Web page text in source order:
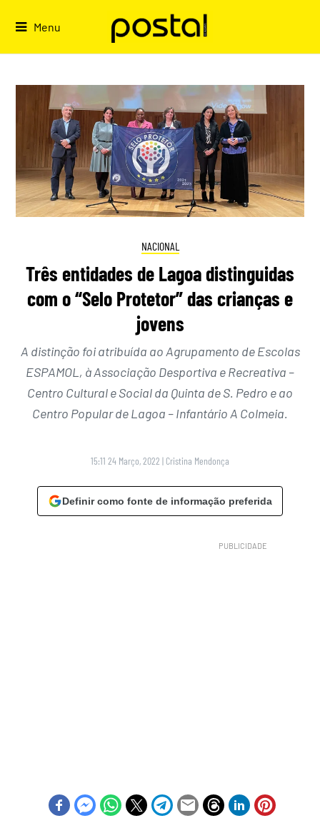
Menu
NACIONAL
Três entidades de Lagoa distinguidas
com o “Selo Protetor” das crianças e
jovens
A distinção foi atribuída ao Agrupamento de Escolas
ESPAMOL, à Associação Desportiva e Recreativa –
Centro Cultural e Social da Quinta de S. Pedro e ao
Centro Popular de Lagoa – Infantário A Colmeia.
15:11 24 Março, 2022 | Cristina Mendonça
Definir como fonte de informação preferida